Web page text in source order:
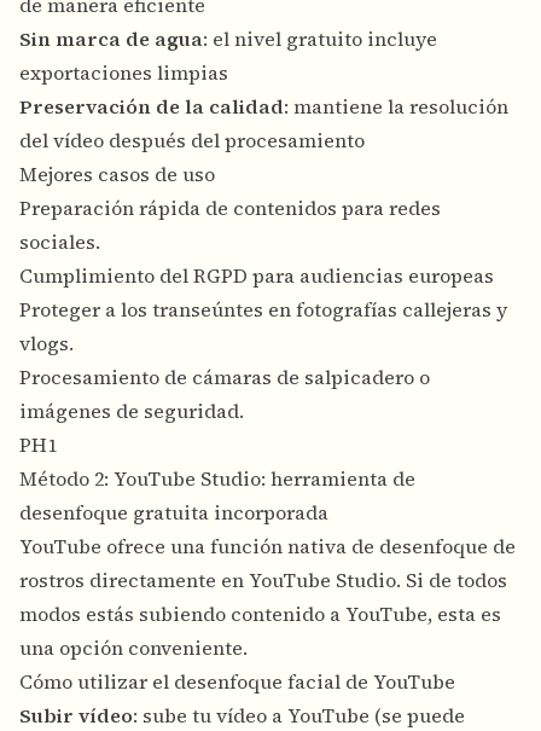
Sin marca de agua: el nivel gratuito incluye
exportaciones limpias
Preservación de la calidad: mantiene la resolución
del vídeo después del procesamiento
Mejores casos de uso
Preparación rápida de contenidos para redes
sociales.
Cumplimiento del RGPD para audiencias europeas
Proteger a los transeúntes en fotografías callejeras y
vlogs.
Procesamiento de cámaras de salpicadero o
imágenes de seguridad.
PH1
Método 2: YouTube Studio: herramienta de
desenfoque gratuita incorporada
YouTube ofrece una función nativa de desenfoque de
rostros directamente en YouTube Studio. Si de todos
modos estás subiendo contenido a YouTube, esta es
una opción conveniente.
Cómo utilizar el desenfoque facial de YouTube
Subir vídeo: sube tu vídeo a YouTube (se puede